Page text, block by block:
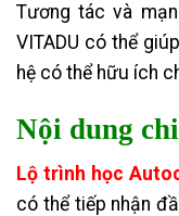
Tương tác và
VITADU có thể
hệ có thể hữu ích
Nội dung
Lộ trình học
có thể tiếp nhận